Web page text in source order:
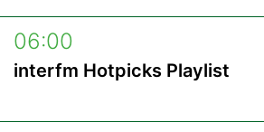
06:00
interfm Hotpicks Playlist